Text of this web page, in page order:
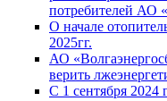
потребителей АО
О начале
2025гг.
АО
верить
С 1 сентября 2024